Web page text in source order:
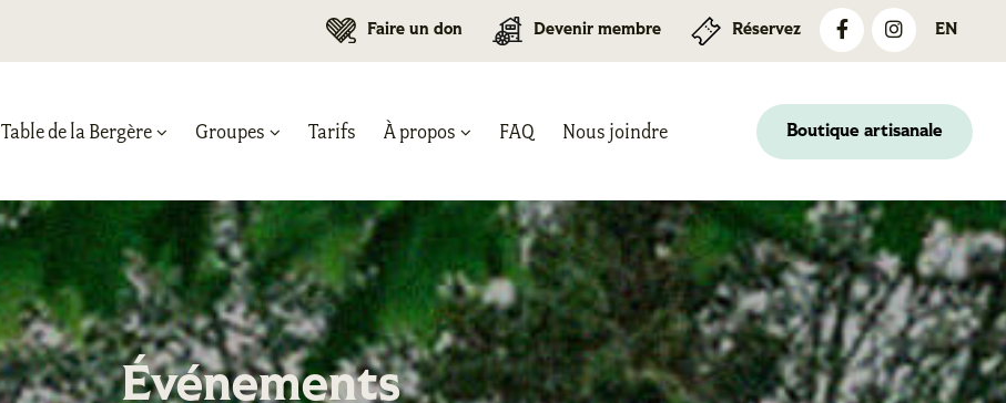
Faire un don Devenir membre Réservez EN
Table de la Bergère Groupes Tarifs À propos FAQ Nous joindre Boutique artisanale
Événements